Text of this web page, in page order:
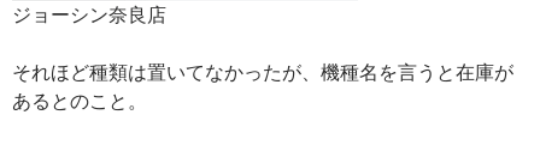
ジョーシン奈良店
それほど種類は置いてなかったが、機種名を言うと在庫が
あるとのこと。